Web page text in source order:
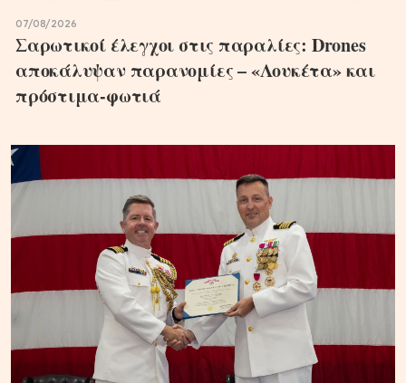
07/08/2026
Σαρωτικοί έλεγχοι στις παραλίες: Drones
αποκάλυψαν παρανομίες – «Λουκέτα» και
πρόστιμα-φωτιά